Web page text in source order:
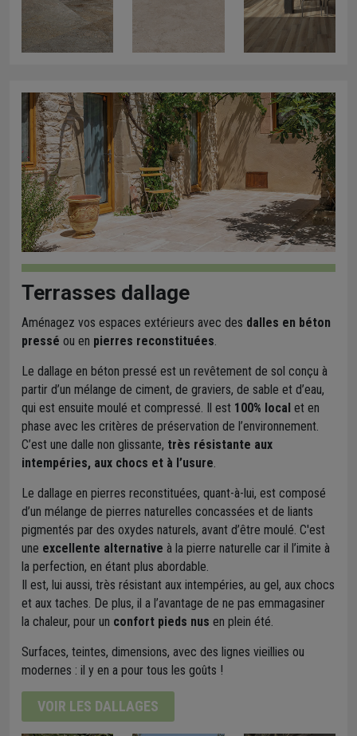
Terrasses dallage
Aménagez vos espaces extérieurs avec des dalles en béton
pressé ou en pierres reconstituées.
Le dallage en béton pressé est un revêtement de sol conçu à
partir d’un mélange de ciment, de graviers, de sable et d’eau,
qui est ensuite moulé et compressé. Il est 100% local et en
phase avec les critères de préservation de l’environnement.
C’est une dalle non glissante, très résistante aux
intempéries, aux chocs et à l’usure.
Le dallage en pierres reconstituées, quant-à-lui, est composé
d’un mélange de pierres naturelles concassées et de liants
pigmentés par des oxydes naturels, avant d’être moulé. C'est
une excellente alternative à la pierre naturelle car il l’imite à
la perfection, en étant plus abordable.
Il est, lui aussi, très résistant aux intempéries, au gel, aux chocs
et aux taches. De plus, il a l’avantage de ne pas emmagasiner
la chaleur, pour un confort pieds nus en plein été.
Surfaces, teintes, dimensions, avec des lignes vieillies ou
modernes : il y en a pour tous les goûts !
VOIR LES DALLAGES